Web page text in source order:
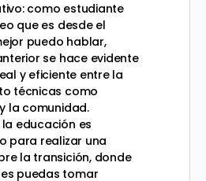
como estudiante
que es desde el
puedo hablar,
se hace evidente
y eficiente entre la
técnicas como
la comunidad.
educación es
para realizar una
la transición, donde
puedas tomar